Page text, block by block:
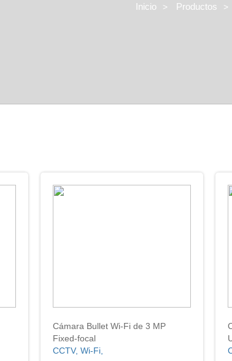
Inicio Productos
Cámara Bullet Wi-Fi de 3 MP
Fixed-focal
CCTV, Wi-Fi,